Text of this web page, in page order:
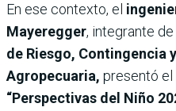
En ese contexto, el
Mayeregger, integrante de
de Riesgo, Contingencia
Agropecuaria, presentó
“Perspectivas del Niño